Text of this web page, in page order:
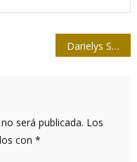
Darielys Santana: “Queremos poner a disposición del país una vacuna que proteja del nuevo coronavirus”
será publicada. Los
con *